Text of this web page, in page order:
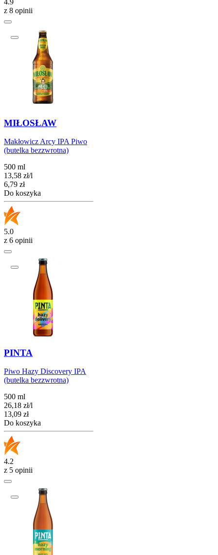
z 8 opinii
MIŁOSŁAW
Makłowicz Arcy IPA Piwo
(butelka bezzwrotna)
500 ml
13,58 zł/l
Cena
6,79 zł
Do koszyka
5.0
z 6 opinii
PINTA
Piwo Hazy Discovery IPA
(butelka bezzwrotna)
500 ml
26,18 zł/l
Cena
13,09 zł
Do koszyka
4.2
z 5 opinii